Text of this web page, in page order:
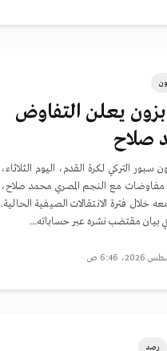
يعلن التفاوض
صلاح
سبور التركي لكرة القدم، اليوم الثلاثاء،
مفاوضات مع النجم المصري محمد صلاح،
خلال فترة الانتقالات الصيفية الحالية.
بيان مقتضب نشره عبر حساباته...
رصد